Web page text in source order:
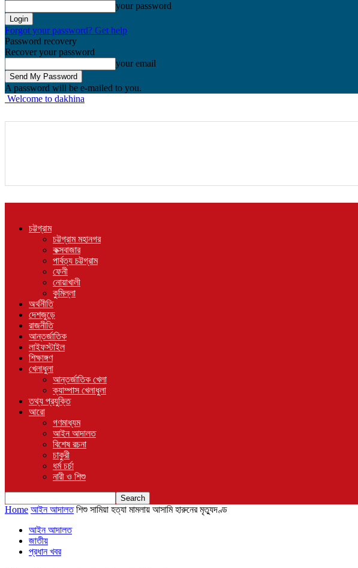
your password
Forgot your password? Get help
Password recovery
Recover your password
your email
A password will be e-mailed to you.
Welcome to dakhina
চট্টগ্রাম
চট্টগ্রাম মহানগর
কক্সবাজার
পার্বত্য চট্টগ্রাম
ফেনী
নোয়াখালী
কুমিল্লা
অর্থনীতি
দেশজুড়ে
রাজনীতি
আন্তর্জাতিক
লাইফস্টাইল
শিক্ষাঙ্গণ
খেলাধুলা
আন্তর্জাতিক খেলা
ক্যাম্পাস খেলাধুলা
তথ্য প্রযুক্তি
আরো
গণমাধ্যম
আইন আদালত
বিশেষ রচনা
চাকুরী
ধর্ম চর্চা
নারী ও শিশু
Home আইন আদালত শিশু সামিয়া হত্যা মামলায় আসামি হারুনের মৃত্যুদণ্ড
আইন আদালত
জাতীয়
প্রধান খবর